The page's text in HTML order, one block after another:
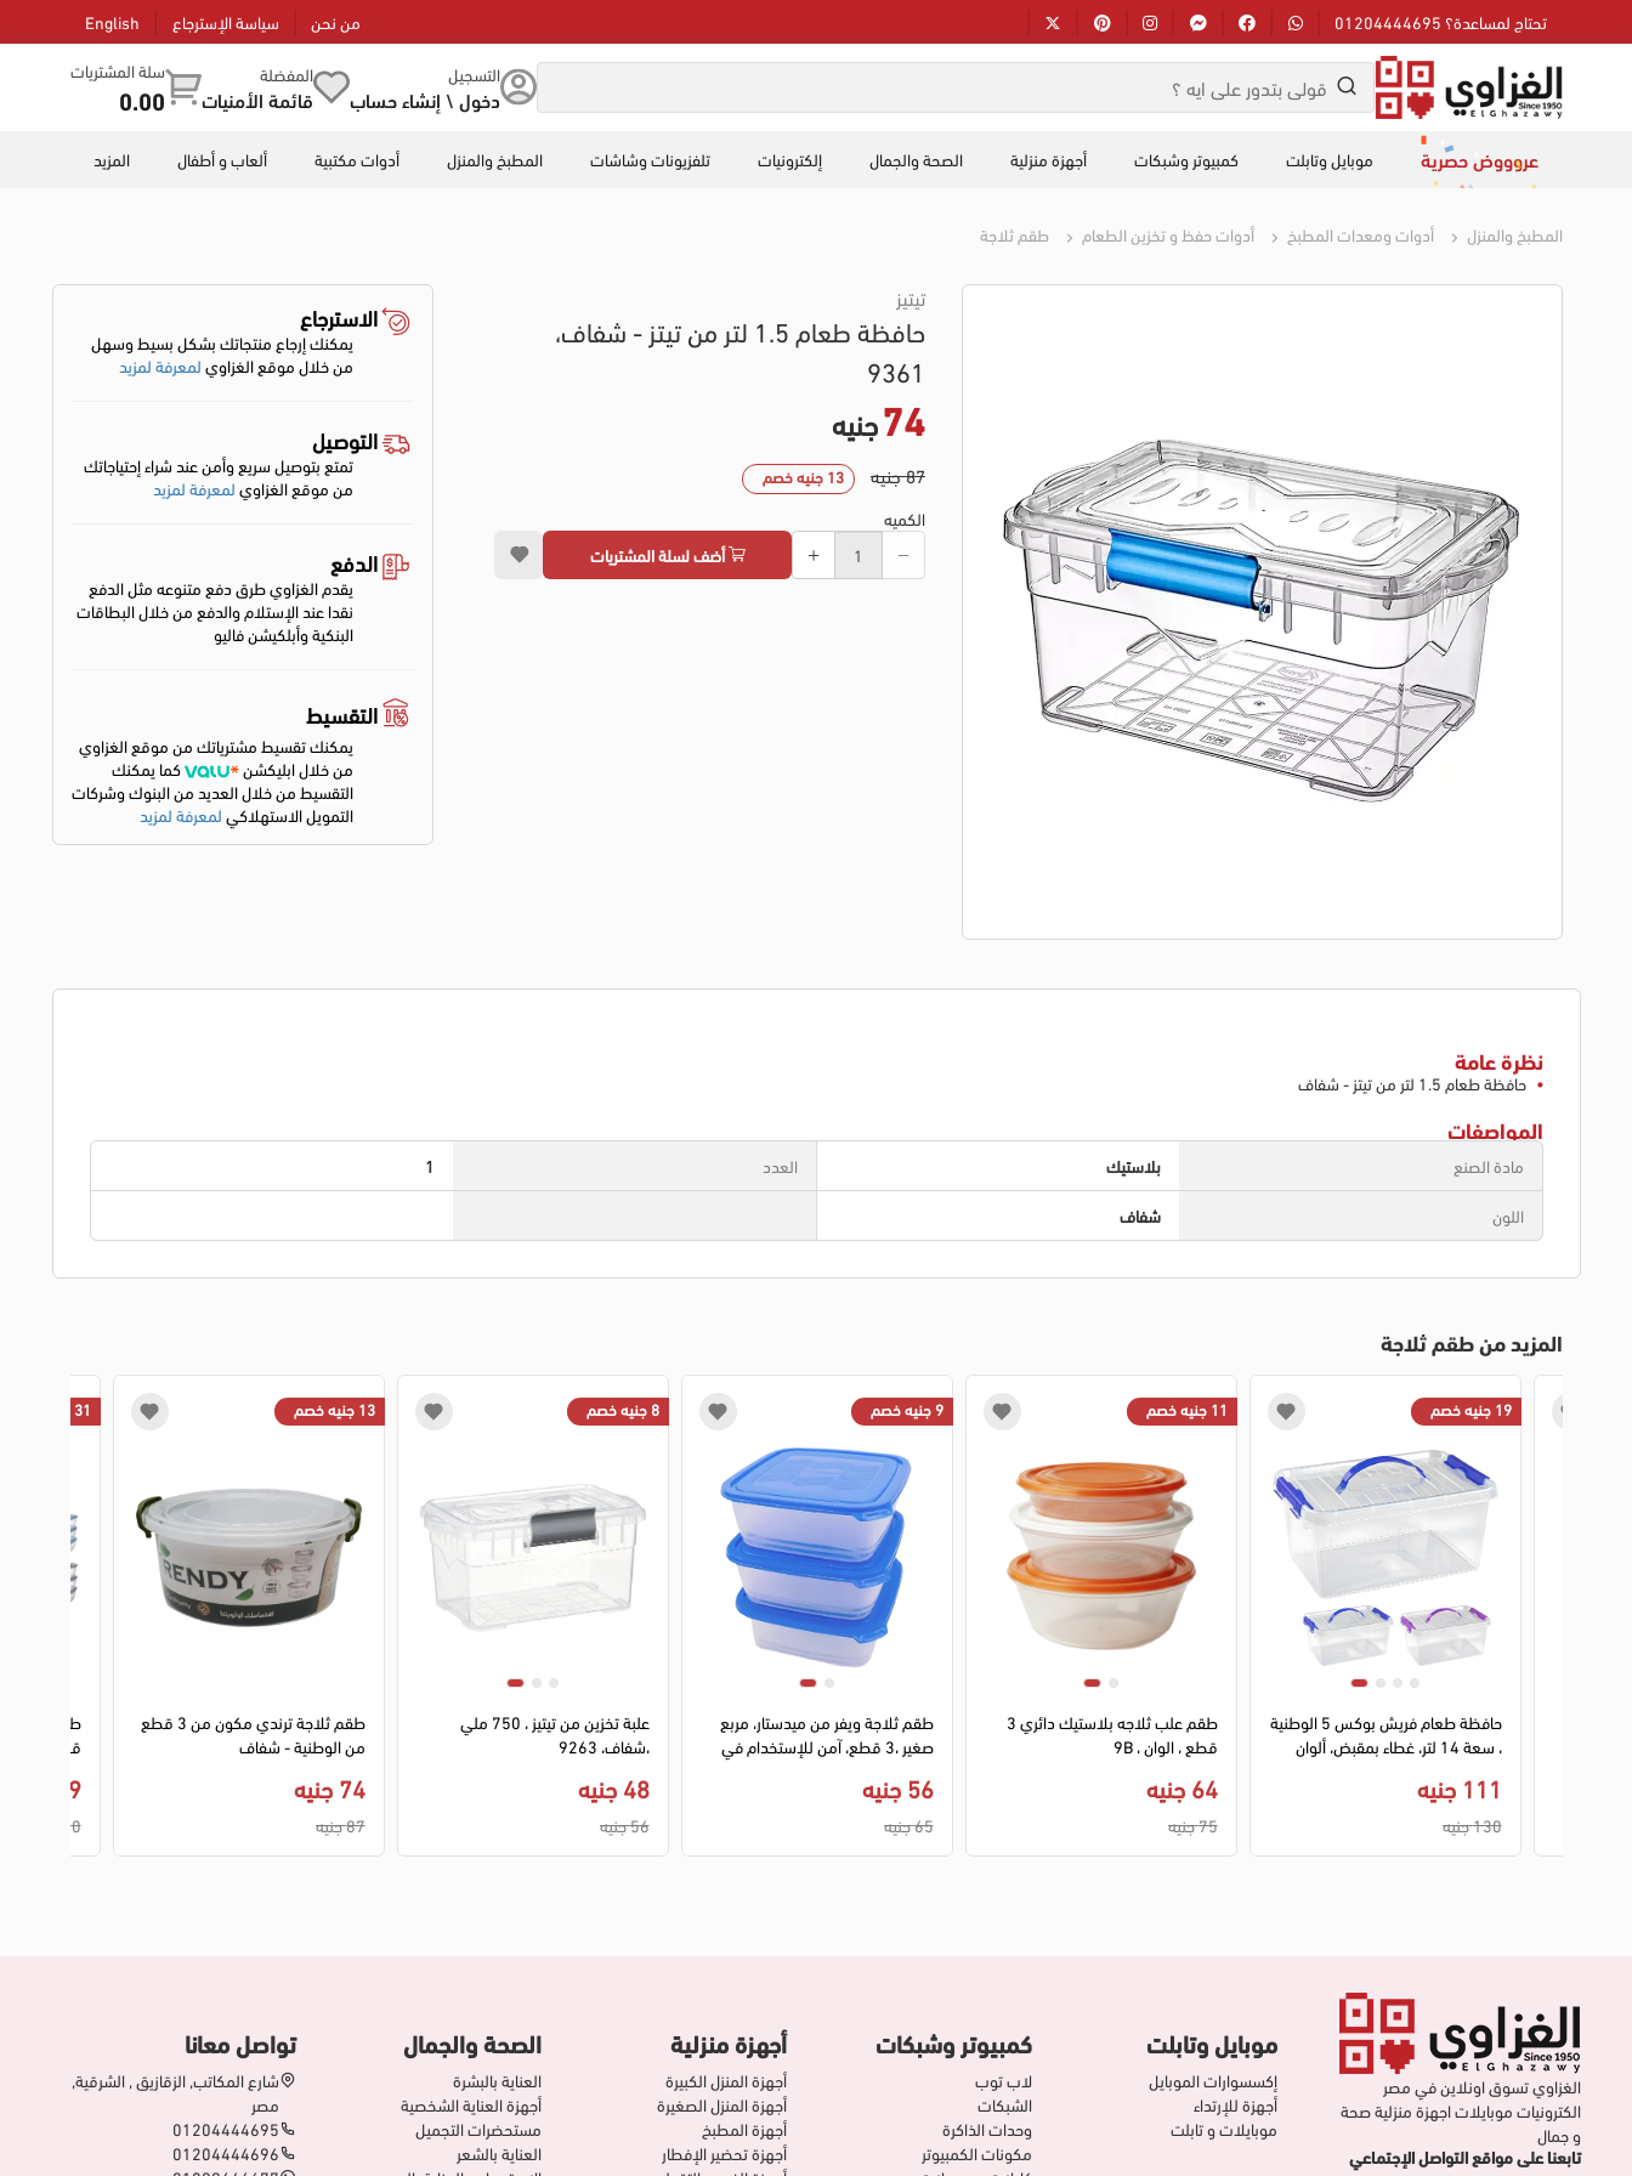
تحتاج لمساعدة؟ 01204444695 من نحن سياسة الإسترجاع English
التسجيل
دخول \ إنشاء حساب
المفضلة
قائمة الأمنيات
سلة المشتريات
0.00
عروووض حصرية موبايل وتابلت كمبيوتر وشبكات أجهزة منزلية الصحة والجمال إلكترونيات تلفزيونات وشاشات المطبخ والمنزل أدوات مكتبية ألعاب و أطفال المزيد
المطبخ والمنزل أدوات ومعدات المطبخ أدوات حفظ و تخزين الطعام طقم ثلاجة
تيتيز
حافظة طعام 1.5 لتر من تيتز - شفاف،
9361
74جنيه
87 جنيه 13 جنيه خصم
الكميه
أضف لسلة المشتريات
الاسترجاع
يمكنك إرجاع منتجاتك بشكل بسيط وسهل
من خلال موقع الغزاويلمعرفة لمزيد
التوصيل
تمتع بتوصيل سريع وأمن عند شراء إحتياجاتك
من موقع الغزاويلمعرفة لمزيد
الدفع
يقدم الغزاوي طرق دفع متنوعه مثل الدفع
نقدا عند الإستلام والدفع من خلال البطاقات
البنكية وأبلكيشن فاليو
التقسيط
يمكنك تقسيط مشترياتك من موقع الغزاوي
من خلال ابليكشن
كما يمكنك
التقسيط من خلال العديد من البنوك وشركات
التمويل الاستهلاكيلمعرفة لمزيد
نظرة عامة
حافظة طعام 1.5 لتر من تيتز - شفاف
المواصفات
مادة الصنع بلاستيك العدد
1
اللون
شفاف
المزيد من طقم ثلاجة
31 جنيه خصم
179 جنيه
210 جنيه
13 جنيه خصم
طقم ثلاجة ترندي مكون من 3 قطع
من الوطنية - شفاف
74 جنيه
87 جنيه
8 جنيه خصم
علبة تخزين من تيتيز ، 750 ملي
،شفاف، 9263
48 جنيه
56 جنيه
9 جنيه خصم
طقم ثلاجة ويفر من ميدستار، مربع
صغير ،3 قطع، آمن للإستخدام في
56 جنيه
65 جنيه
11 جنيه خصم
طقم علب ثلاجه بلاستيك دائري 3
قطع ، الوان ، 9B
64 جنيه
75 جنيه
19 جنيه خصم
حافظة طعام فريش بوكس 5 الوطنية
، سعة 14 لتر، غطاء بمقبض، ألوان
111 جنيه
130 جنيه
1 2
الغزاوي تسوق اونلاين في مصر
الكترونيات موبايلات اجهزة منزلية صحة
و جمال
تابعنا على مواقع التواصل الإجتماعي
موبايل وتابلت
إكسسوارات الموبايل
أجهزة للإرتداء
موبايلات و تابلت
كمبيوتر وشبكات
لاب توب
الشبكات
وحدات الذاكرة
مكونات الكمبيوتر
أجهزة منزلية
أجهزة المنزل الكبيرة
أجهزة المنزل الصغيرة
أجهزة المطبخ
أجهزة تحضير الإفطار
الصحة والجمال
العناية بالبشرة
أجهزة العناية الشخصية
مستحضرات التجميل
العناية بالشعر
تواصل معانا
شارع المكاتب, الزقازيق , الشرقية,
مصر
01204444695
01204444696